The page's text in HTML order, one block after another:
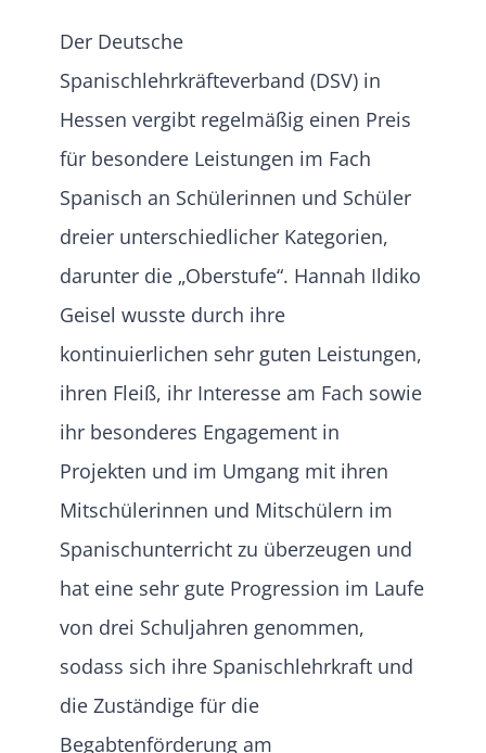
Der Deutsche
Spanischlehrkräfteverband (DSV) in
Hessen vergibt regelmäßig einen Preis
für besondere Leistungen im Fach
Spanisch an Schülerinnen und Schüler
dreier unterschiedlicher Kategorien,
darunter die „Oberstufe“. Hannah Ildiko
Geisel wusste durch ihre
kontinuierlichen sehr guten Leistungen,
ihren Fleiß, ihr Interesse am Fach sowie
ihr besonderes Engagement in
Projekten und im Umgang mit ihren
Mitschülerinnen und Mitschülern im
Spanischunterricht zu überzeugen und
hat eine sehr gute Progression im Laufe
von drei Schuljahren genommen,
sodass sich ihre Spanischlehrkraft und
die Zuständige für die
Begabtenförderung am